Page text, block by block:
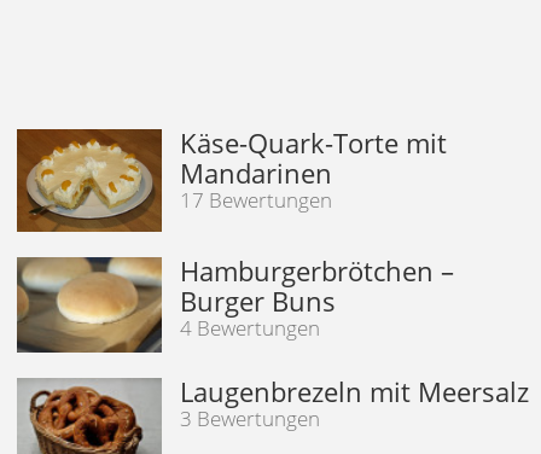
Käse-Quark-Torte mit
Mandarinen
17 Bewertungen
Hamburgerbrötchen –
Burger Buns
4 Bewertungen
Laugenbrezeln mit Meersalz
3 Bewertungen